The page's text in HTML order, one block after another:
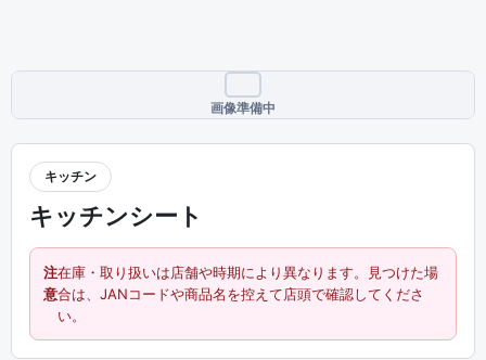
画像準備中
キッチン
キッチンシート
注
意
在庫・取り扱いは店舗や時期により異なります。見つけた場
合は、JANコードや商品名を控えて店頭で確認してくださ
い。